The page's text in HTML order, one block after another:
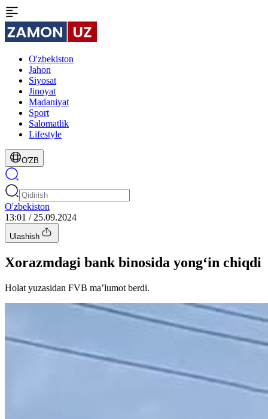
O'zbekiston
Jahon
Siyosat
Jinoyat
Madaniyat
Sport
Salomatlik
Lifestyle
O'ZB
O'zbekiston
13:01 / 25.09.2024
Ulashish
Xorazmdagi bank binosida yong‘in chiqdi
Holat yuzasidan FVB maʼlumot berdi.